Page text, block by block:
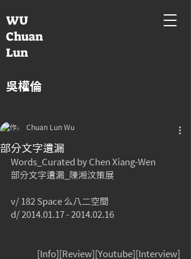
WU
Chuan
Lun
吳權倫
部分文字遺漏
Chuan Lun Wu
Words_Curated by Chen Xiang-Wen
部分文字遺漏_陳湘汶策展
v/ 182 Space 么八二空間
d/ 2014.01.17 - 2014.02.16
[Info][Review][Youtube][Interview]